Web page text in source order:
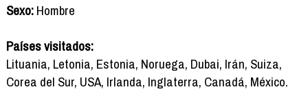
Sexo:Hombre
Países visitados:
Lituania, Letonia, Estonia, Noruega, Dubai, Irán, Suiza,
Corea del Sur, USA, Irlanda, Inglaterra, Canadá, México.